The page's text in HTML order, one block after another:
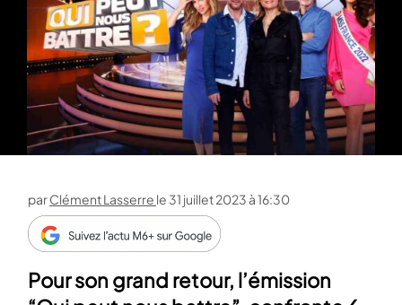
parClément Lasserre le 31 juillet 2023 à 16:30
Pour son grand retour, l’émission